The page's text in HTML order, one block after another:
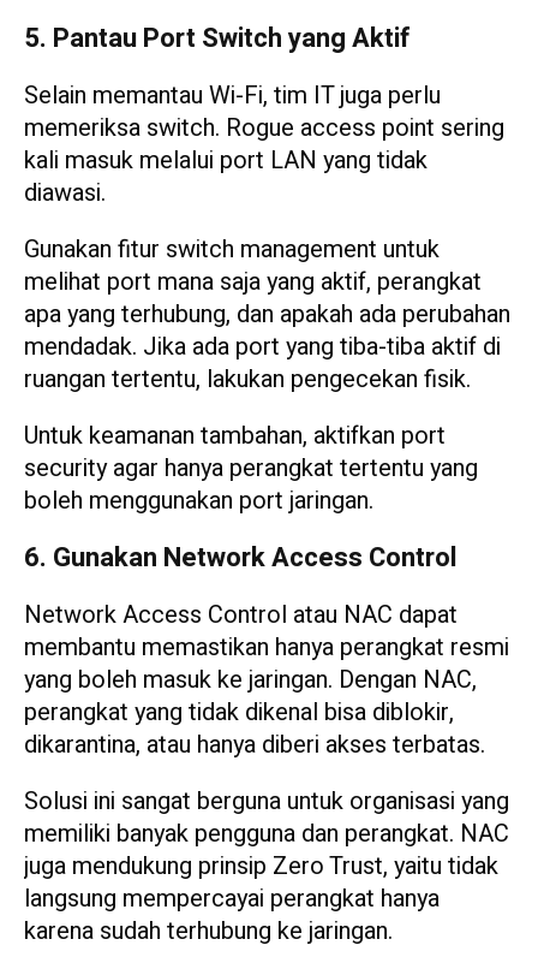
5. Pantau Port Switch yang Aktif
Selain memantau Wi-Fi, tim IT juga perlu
memeriksa switch. Rogue access point sering
kali masuk melalui port LAN yang tidak
diawasi.
Gunakan fitur switch management untuk
melihat port mana saja yang aktif, perangkat
apa yang terhubung, dan apakah ada perubahan
mendadak. Jika ada port yang tiba-tiba aktif di
ruangan tertentu, lakukan pengecekan fisik.
Untuk keamanan tambahan, aktifkan port
security agar hanya perangkat tertentu yang
boleh menggunakan port jaringan.
6. Gunakan Network Access Control
Network Access Control atau NAC dapat
membantu memastikan hanya perangkat resmi
yang boleh masuk ke jaringan. Dengan NAC,
perangkat yang tidak dikenal bisa diblokir,
dikarantina, atau hanya diberi akses terbatas.
Solusi ini sangat berguna untuk organisasi yang
memiliki banyak pengguna dan perangkat. NAC
juga mendukung prinsip Zero Trust, yaitu tidak
langsung mempercayai perangkat hanya
karena sudah terhubung ke jaringan.